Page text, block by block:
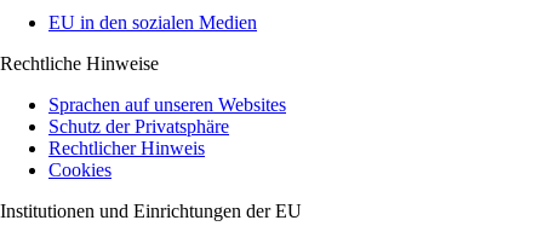
EU in den sozialen Medien
Rechtliche Hinweise
Sprachen auf unseren Websites
Schutz der Privatsphäre
Rechtlicher Hinweis
Cookies
Institutionen und Einrichtungen der EU